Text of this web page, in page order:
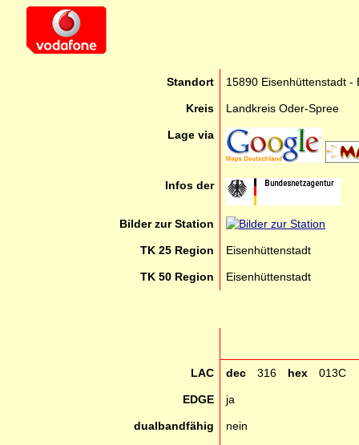
Standort 15890 Eisenhüttenstadt -
Kreis Landkreis Oder-Spree
Lage via
Infos der
Bilder zur Station
TK 25 Region Eisenhüttenstadt
TK 50 Region Eisenhüttenstadt
LAC dec 316 hex 013C
EDGE ja
dualbandfähig nein